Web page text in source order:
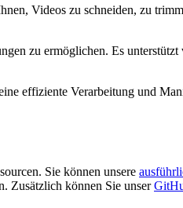
Videos zu schneiden, zu
zu ermöglichen. Es
effiziente Verarbeitung und
Sie können unsere
Zusätzlich können Sie unser